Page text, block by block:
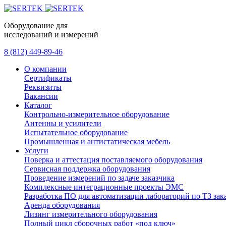
Оборудование для
исследований и измерений
8 (812) 449-89-46
О компании
Сертификаты
Реквизиты
Вакансии
Каталог
Контрольно-измерительное оборудование
Антенны и усилители
Испытательное оборудование
Промышленная и антистатическая мебель
Услуги
Поверка и аттестация поставляемого оборудования
Сервисная поддержка оборудования
Проведение измерений по задаче заказчика
Комплексные интеграционные проекты ЭМС
Разработка ПО для автоматизации лабораторий по ТЗ
Аренда оборудования
Лизинг измерительного оборудования
Полный цикл сборочных работ «под ключ»